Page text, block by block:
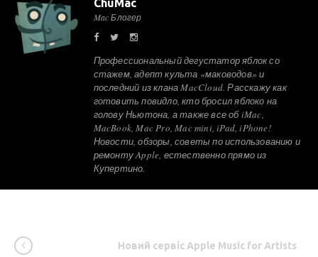
Mac Блогер
Профессиональный дегустатор яблок со
стажем, адепт культа «маководов» и
последний из клана MacCloud. Расскажу как
готовить повидло, кто бросил яблоко на
голову Ньютона, а также все об iMac,
MacBook, Mac Pro, Mac mini, iPad, iPhone!
Новости, обзоры, советы по использованию и
ремонту Apple, естественно прямо из
Купертино.
Новий сервіс Apple Music for Artists